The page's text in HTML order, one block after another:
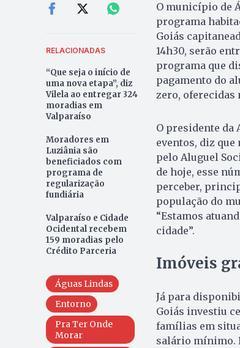
RELACIONADAS
“Que seja o início de
uma nova etapa”, diz
Vilela ao entregar 324
moradias em
Valparaíso
Moradores em
Luziânia são
beneficiados com
programa de
regularização
fundiária
Valparaíso e Cidade
Ocidental recebem
159 moradias pelo
Crédito Parceria
Águas Lindas
Entorno
Pra Ter Onde
Morar
O município de
programa
Goiás
14h30, serão
programa que
pagamento do
zero, oferecidas
O presidente da
eventos, diz
pelo Aluguel
de hoje, esse
perceber,
população do
“Estamos
cidade”.
Imóveis
Já para
Goiás investiu
famílias em
salário mínimo.